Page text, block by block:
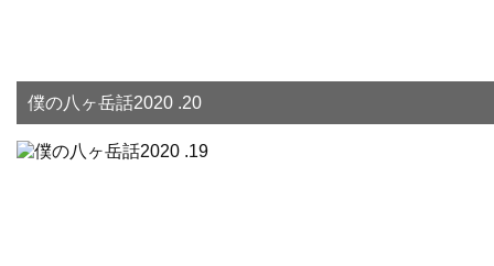
僕の八ヶ岳話2020 .20